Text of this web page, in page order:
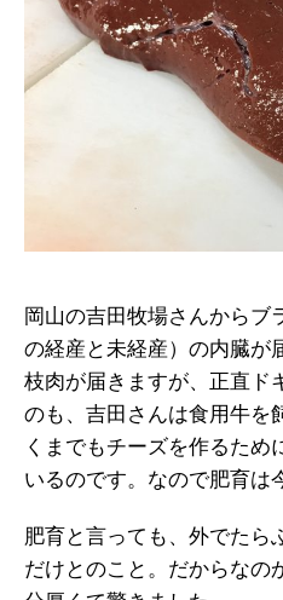
岡山の吉田牧場さんからブ
の経産と未経産）の内臓が
枝肉が届きますが、正直ド
のも、吉田さんは食用牛を
くまでもチーズを作るため
いるのです。なので肥育は
肥育と言っても、外でたら
だけとのこと。だからなの